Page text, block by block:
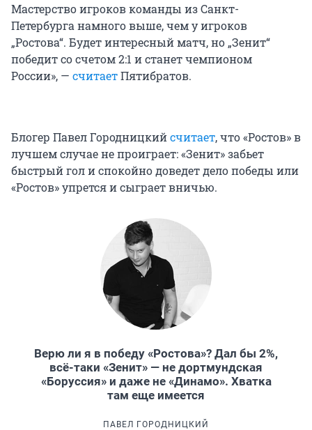
Мастерство игроков команды из Санкт-
Петербурга намного выше, чем у игроков
„Ростова“. Будет интересный матч, но „Зенит“
победит со счетом 2:1 и станет чемпионом
России», — считаетПятибратов.
Блогер Павел Городницкийсчитает, что «Ростов» в
лучшем случае не проиграет: «Зенит» забьет
быстрый гол и спокойно доведет дело победы или
«Ростов» упрется и сыграет вничью.
Верю ли я в победу «Ростова»? Дал бы 2%,
всё-таки «Зенит» — не дортмундская
«Боруссия» и даже не «Динамо». Хватка
там еще имеется
ПАВЕЛ ГОРОДНИЦКИЙ